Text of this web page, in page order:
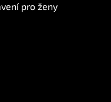
pro ženy